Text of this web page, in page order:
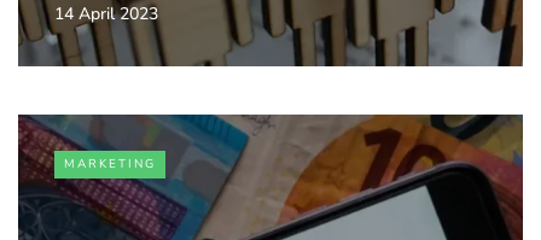
14 April 2023
MARKETING